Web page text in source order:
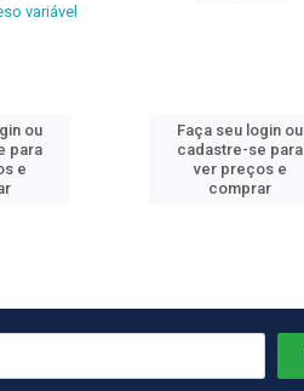
variável
ou
para
e
Faça seu login ou
cadastre-se para
ver preços e
comprar